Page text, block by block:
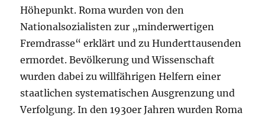
Höhepunkt. Roma wurden von den
Nationalsozialisten zur „minderwertigen
Fremdrasse“ erklärt und zu Hunderttausenden
ermordet. Bevölkerung und Wissenschaft
wurden dabei zu willfährigen Helfern einer
staatlichen systematischen Ausgrenzung und
Verfolgung. In den 1930er Jahren wurden Roma